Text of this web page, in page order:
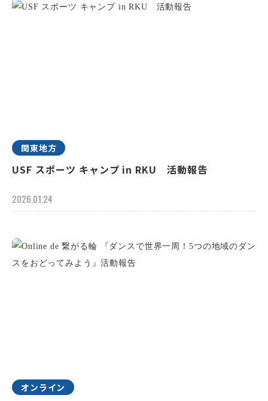
関東地方
USF スポーツ キャンプ in RKU 活動報告
2026.01.24
オンライン